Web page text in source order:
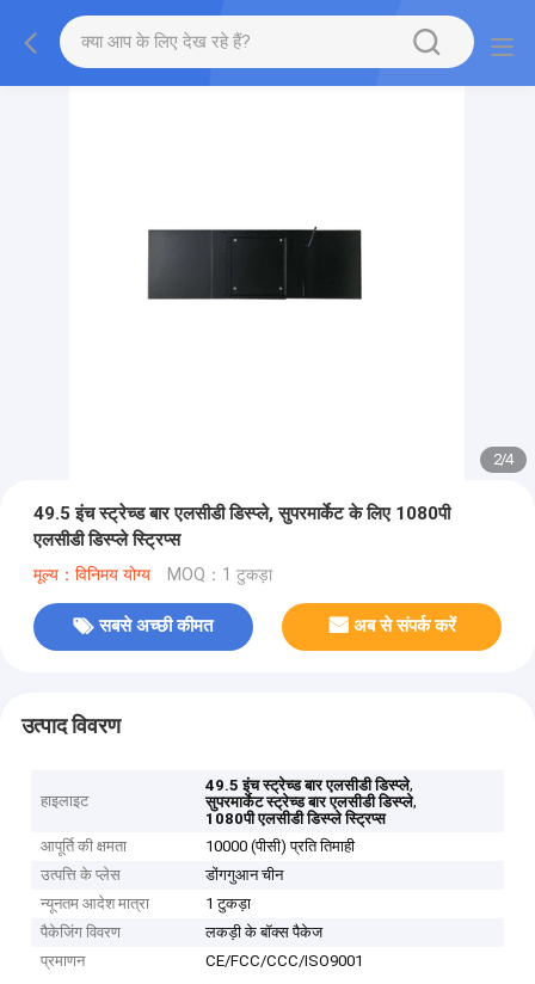
2/4
49.5 इंच स्ट्रेच्ड बार एलसीडी डिस्प्ले, सुपरमार्केट के लिए 1080पी
एलसीडी डिस्प्ले स्ट्रिप्स
मूल्य：विनिमय योग्य MOQ：1 टुकड़ा
सबसे अच्छी कीमत अब से संपर्क करें
उत्पाद विवरण
हाइलाइट
49.5 इंच स्ट्रेच्ड बार एलसीडी डिस्प्ले,
सुपरमार्केट स्ट्रेच्ड बार एलसीडी डिस्प्ले,
1080पी एलसीडी डिस्प्ले स्ट्रिप्स
आपूर्ति की क्षमता
10000 (पीसी) प्रति तिमाही
उत्पत्ति के प्लेस
डोंगगुआन चीन
न्यूनतम आदेश मात्रा
1 टुकड़ा
पैकेजिंग विवरण
लकड़ी के बॉक्स पैकेज
प्रमाणन
CE/FCC/CCC/ISO9001